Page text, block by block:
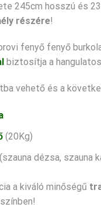
245cm hosszú és
részére!
fenyő fenyő
biztosítja a
vehető és a
(20Kg)
(szauna dézsa, szauna
a kiváló minőségű